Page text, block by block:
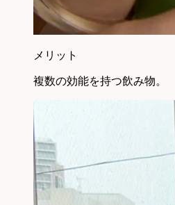
メリット
複数の効能を持つ飲み物。